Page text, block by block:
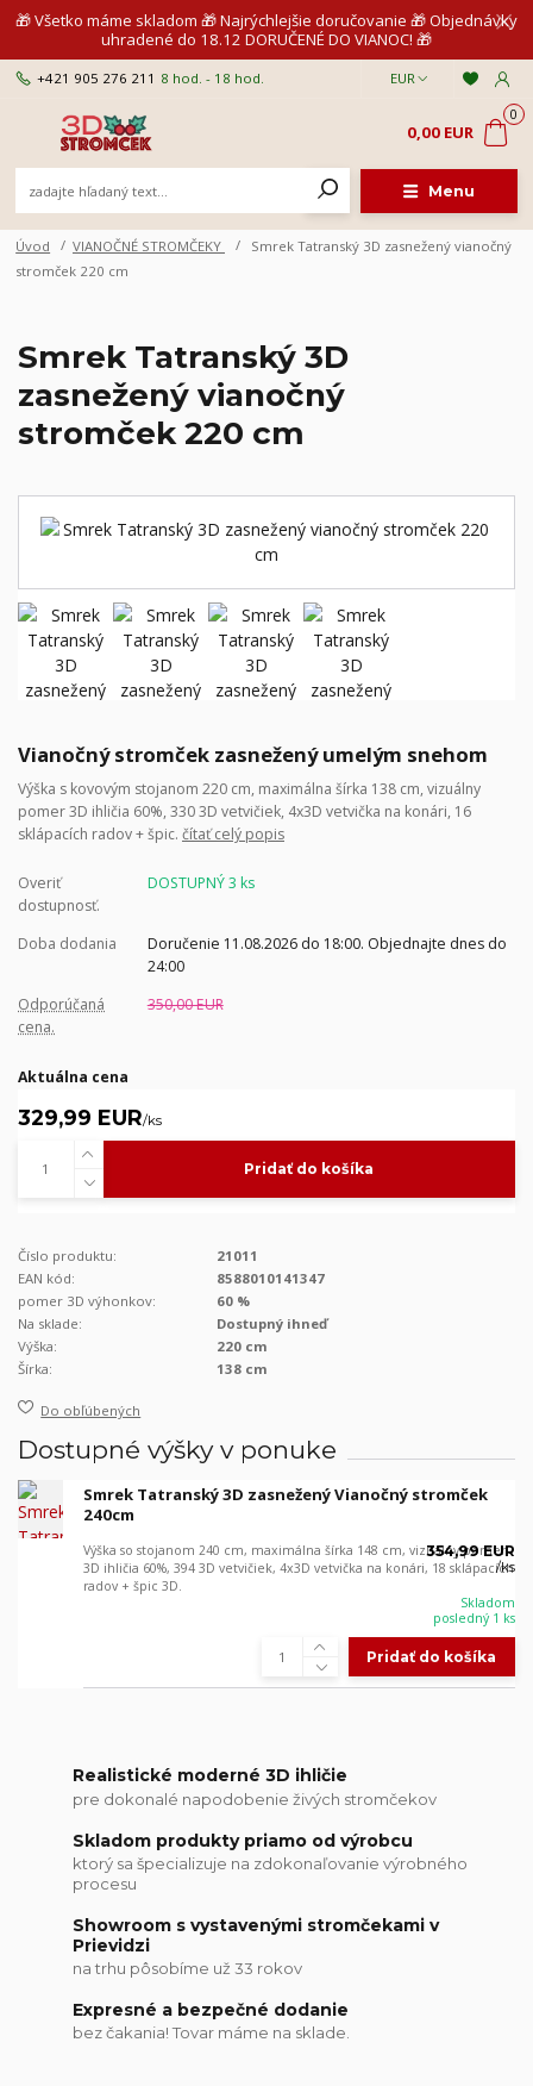
🎁 Všetko máme skladom 🎁 Najrýchlejšie doručovanie 🎁 Objednávky
uhradené do 18.12 DORUČENÉ DO VIANOC! 🎁
Menu
EUR
+421 905 276 211 8 hod. - 18 hod.
0
0,00 EUR
Úvod VIANOČNÉ STROMČEKY
Smrek Tatranský 3D zasnežený vianočný
stromček 220 cm
Smrek Tatranský 3D
zasnežený vianočný
stromček 220 cm
Vianočný stromček zasnežený umelým snehom
Výška s kovovým stojanom 220 cm, maximálna šírka 138 cm, vizuálny
pomer 3D ihličia 60%, 330 3D vetvičiek, 4x3D vetvička na konári, 16
sklápacích radov + špic. čítať celý popis
Overiť
dostupnosť.
DOSTUPNÝ 3 ks
Doba dodania
Doručenie 11.08.2026 do 18:00. Objednajte dnes do
24:00
Odporúčaná
cena.
350,00 EUR
Aktuálna cena
329,99 EUR/ks
Pridať do košíka
Číslo produktu:
21011
EAN kód:
8588010141347
pomer 3D výhonkov:
60 %
Na sklade:
Dostupný ihneď
Výška:
220 cm
Šírka:
138 cm
Do obľúbených
Dostupné výšky v ponuke
Smrek Tatranský 3D zasnežený Vianočný stromček
240cm
Výška so stojanom 240 cm, maximálna šírka 148 cm, vizuálny pomer
3D ihličia 60%, 394 3D vetvičiek, 4x3D vetvička na konári, 18 sklápacích
radov + špic 3D.
354,99 EUR
/ks
Skladom
posledný 1 ks
Pridať do košíka
Realistické moderné 3D ihličie
pre dokonalé napodobenie živých stromčekov
Skladom produkty priamo od výrobcu
ktorý sa špecializuje na zdokonaľovanie výrobného
procesu
Showroom s vystavenými stromčekami v
Prievidzi
na trhu pôsobíme už 33 rokov
Expresné a bezpečné dodanie
bez čakania! Tovar máme na sklade.